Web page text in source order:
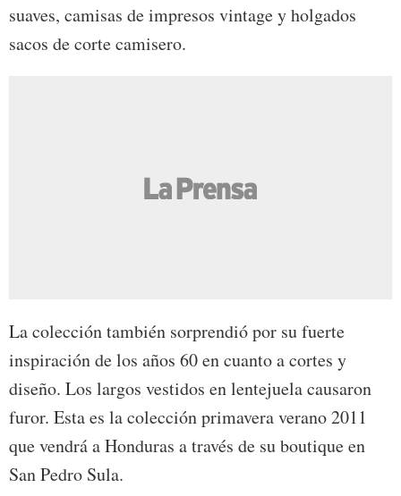
suaves, camisas de impresos vintage y holgados
sacos de corte camisero.
La colección también sorprendió por su fuerte
inspiración de los años 60 en cuanto a cortes y
diseño. Los largos vestidos en lentejuela causaron
furor. Esta es la colección primavera verano 2011
que vendrá a Honduras a través de su boutique en
San Pedro Sula.